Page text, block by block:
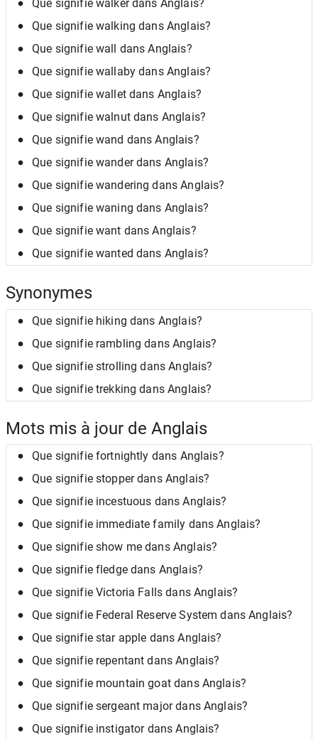
Que signifie walker dans Anglais?
Que signifie walking dans Anglais?
Que signifie wall dans Anglais?
Que signifie wallaby dans Anglais?
Que signifie wallet dans Anglais?
Que signifie walnut dans Anglais?
Que signifie wand dans Anglais?
Que signifie wander dans Anglais?
Que signifie wandering dans Anglais?
Que signifie waning dans Anglais?
Que signifie want dans Anglais?
Que signifie wanted dans Anglais?
Synonymes
Que signifie hiking dans Anglais?
Que signifie rambling dans Anglais?
Que signifie strolling dans Anglais?
Que signifie trekking dans Anglais?
Mots mis à jour de Anglais
Que signifie fortnightly dans Anglais?
Que signifie stopper dans Anglais?
Que signifie incestuous dans Anglais?
Que signifie immediate family dans Anglais?
Que signifie show me dans Anglais?
Que signifie fledge dans Anglais?
Que signifie Victoria Falls dans Anglais?
Que signifie Federal Reserve System dans Anglais?
Que signifie star apple dans Anglais?
Que signifie repentant dans Anglais?
Que signifie mountain goat dans Anglais?
Que signifie sergeant major dans Anglais?
Que signifie instigator dans Anglais?